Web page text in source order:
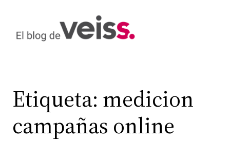
contenido
Etiqueta: medicion
campañas online